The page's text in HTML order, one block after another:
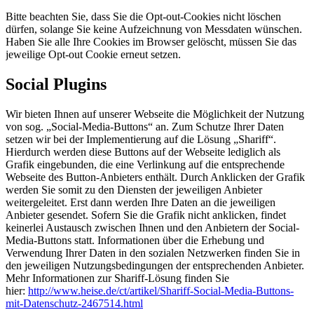
Bitte beachten Sie, dass Sie die Opt-out-Cookies nicht löschen
dürfen, solange Sie keine Aufzeichnung von Messdaten wünschen.
Haben Sie alle Ihre Cookies im Browser gelöscht, müssen Sie das
jeweilige Opt-out Cookie erneut setzen.
Social Plugins
Wir bieten Ihnen auf unserer Webseite die Möglichkeit der Nutzung
von sog. „Social-Media-Buttons“ an. Zum Schutze Ihrer Daten
setzen wir bei der Implementierung auf die Lösung „Shariff“.
Hierdurch werden diese Buttons auf der Webseite lediglich als
Grafik eingebunden, die eine Verlinkung auf die entsprechende
Webseite des Button-Anbieters enthält. Durch Anklicken der Grafik
werden Sie somit zu den Diensten der jeweiligen Anbieter
weitergeleitet. Erst dann werden Ihre Daten an die jeweiligen
Anbieter gesendet. Sofern Sie die Grafik nicht anklicken, findet
keinerlei Austausch zwischen Ihnen und den Anbietern der Social-
Media-Buttons statt. Informationen über die Erhebung und
Verwendung Ihrer Daten in den sozialen Netzwerken finden Sie in
den jeweiligen Nutzungsbedingungen der entsprechenden Anbieter.
Mehr Informationen zur Shariff-Lösung finden Sie
hier: http://www.heise.de/ct/artikel/Shariff-Social-Media-Buttons-
mit-Datenschutz-2467514.html